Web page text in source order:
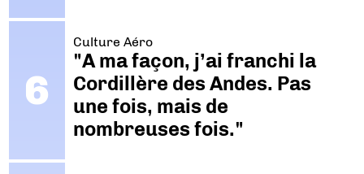
Culture Aéro
"A ma façon, j’ai franchi la
Cordillère des Andes. Pas
une fois, mais de
nombreuses fois."